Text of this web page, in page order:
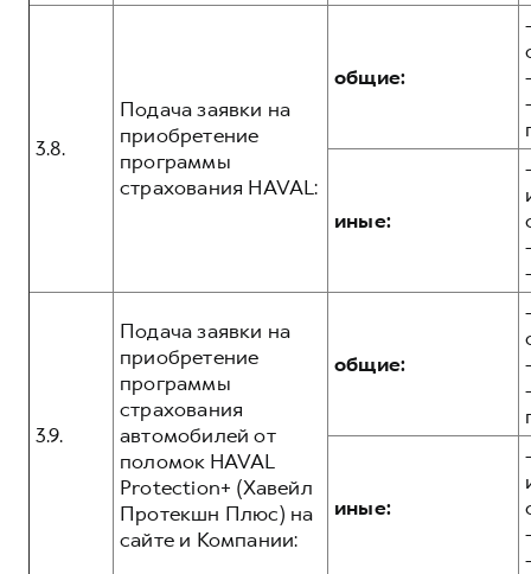
3.8.
Подача заявки на
приобретение
программы
страхования HAVAL:
общие:
иные:
3.9.
Подача заявки на
приобретение
программы
страхования
автомобилей от
поломок HAVAL
Protection+ (Хавейл
Протекшн Плюс) на
сайте и Компании:
общие:
иные: